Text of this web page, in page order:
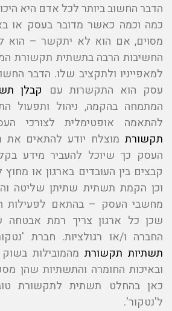
הדבר החשוב ביותר לכל אדם היא
כמה וכמה כאשר מדובר בעסק או
מסוים, אם הוא לא יתקשר – הוא
החשיבות הרבה בתשתית תקשורת
למאפייניו ולתקציב שלו. הדבר
עסק הוא התקשרות עם קבלן
המתמחה בהקמה, ניהול ותפעול
להתאמה אופטימלית לצורכי
תקשורת מוצלח יודע להתאים
העסק כך שיוכל להעביר מידע
קבצים בין העובדים בארגון או
וכן הקמת תשתית שתיתן שליטה
מחשבי העסק – בהתאם לפעילות
שכן כל ארגון צריך רמת אבטחה
החברה ו/או רגולציות. חברת
תשתיות תקשורת מהמובילות
ובאיכות החומרה והתשתיות שהן
כאן בהחלט תשתית לתקשורת
ל'נטקור'.